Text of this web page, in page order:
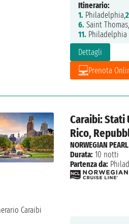
Dettagli
Prenota
Itinerario:
1. Philadelphia,
6. Saint
11. Philadelphia
Caraibi:
Rico,
NORWEGIAN PEARL
Durata: 10 notti
Partenza da: